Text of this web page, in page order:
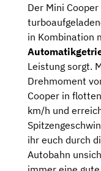
Der Mini
in Kombination
Leistung sorgt.
Drehmoment
Cooper in
km/h und
ihr euch durch
Autobahn